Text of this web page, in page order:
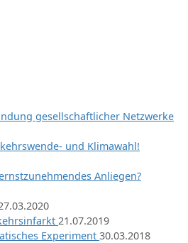
gesellschaftlicher Netzwerke
und Klimawahl!
Anliegen?
21.07.2019
Experiment 30.03.2018